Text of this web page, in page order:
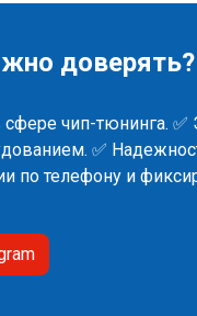
доверять?
чип-тюнинга.
✅
по телефону и